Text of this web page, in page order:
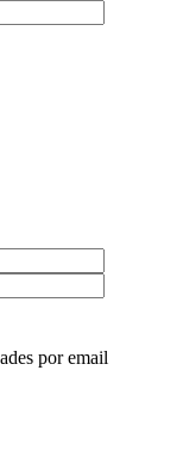
por email